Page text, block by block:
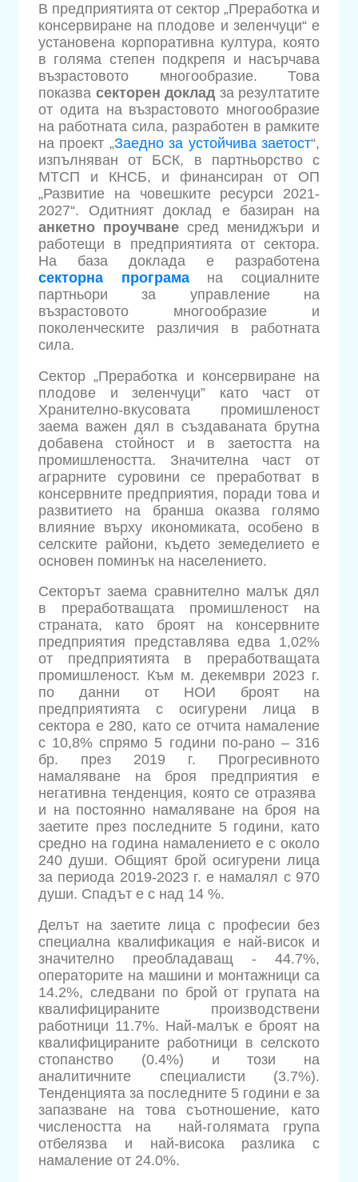
В предприятията от сектор „Преработка и
консервиране на плодове и зеленчуци“ е
установена корпоративна култура, която
в голяма степен подкрепя и насърчава
възрастовото многообразие. Това
показва секторен доклад за резултатите
от одита на възрастовото многообразие
на работната сила, разработен в рамките
на проект „Заедно за устойчива заетост“,
изпълняван от БСК, в партньорство с
МТСП и КНСБ, и финансиран от ОП
„Развитие на човешките ресурси 2021-
2027“. Одитният доклад е базиран на
анкетно проучване сред мениджъри и
работещи в предприятията от сектора.
На база доклада е разработена
секторна програма
на социалните
партньори за управление на
възрастовото многообразие и
поколенческите различия в работната
сила.
Сектор „Преработка и консервиране на
плодове и зеленчуци” като част от
Хранително-вкусовата промишленост
заема важен дял в създаваната брутна
добавена стойност и в заетостта на
промишлеността. Значителна част от
аграрните суровини се преработват в
консервните предприятия, поради това и
развитието на бранша оказва голямо
влияние върху икономиката, особено в
селските райони, където земеделието е
основен поминък на населението.
Секторът заема сравнително малък дял
в преработващата промишленост на
страната, като броят на консервните
предприятия представлява едва 1,02%
от предприятията в преработващата
промишленост. Към м. декември 2023 г.
по данни от НОИ броят на
предприятията с осигурени лица в
сектора е 280, като се отчита намаление
с 10,8% спрямо 5 години по-рано – 316
бр. през 2019 г. Прогресивното
намаляване на броя предприятия е
негативна тенденция, която се отразява
и на постоянно намаляване на броя на
заетите през последните 5 години, като
средно на година намалението е с около
240 души. Общият брой осигурени лица
за периода 2019-2023 г. е намалял с 970
души. Спадът е с над 14 %.
Делът на заетите лица с професии без
специална квалификация е най-висок и
значително преобладаващ - 44.7%,
операторите на машини и монтажници са
14.2%, следвани по брой от групата на
квалифицираните производствени
работници 11.7%. Най-малък е броят на
квалифицираните работници в селското
стопанство (0.4%) и този на
аналитичните специалисти (3.7%).
Тенденцията за последните 5 години е за
запазване на това съотношение, като
числеността на най-голямата група
отбелязва и най-висока разлика с
намаление от 24.0%.